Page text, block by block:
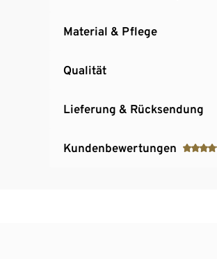
Material & Pflege
Qualität
Lieferung & Rücksendung
Kundenbewertungen